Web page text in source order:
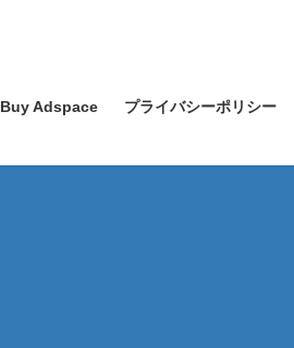
Buy Adspace プライバシーポリシー